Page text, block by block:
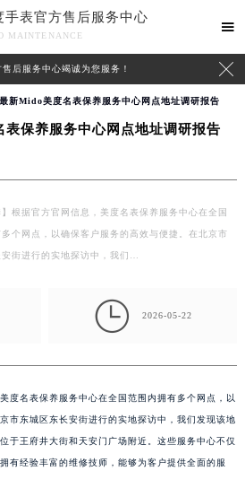
手表官方售后服务中心
MAINTENANCE

后服务中心竭诚为您服务！ 
新Mido美度名表保养服务中心网点地址调研报告
保养服务中心网点地址调研报告
】根据官方官网信息，美度名表保养服务中心在全国
个网点，以确保客户服务的高效与便捷。在北京市
街进行的实地探访中，我们…
 2026-05-22
度名表保养服务中心在全国范围内拥有多个网点，以
市东城区东长安街进行的实地探访中，我们发现该地
于王府井大街和天安门广场附近。这些服务中心不仅
有经验丰富的维修技师，能够为客户提供全面的服